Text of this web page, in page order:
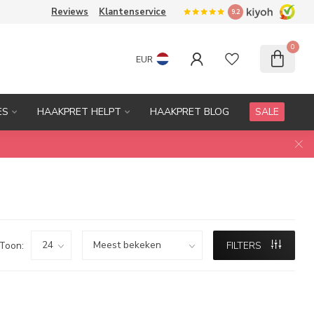
Reviews Klantenservice 9.2
EUR
0
HAAKPRET HELPT HAAKPRET BLOG SALE
Toon: FILTERS